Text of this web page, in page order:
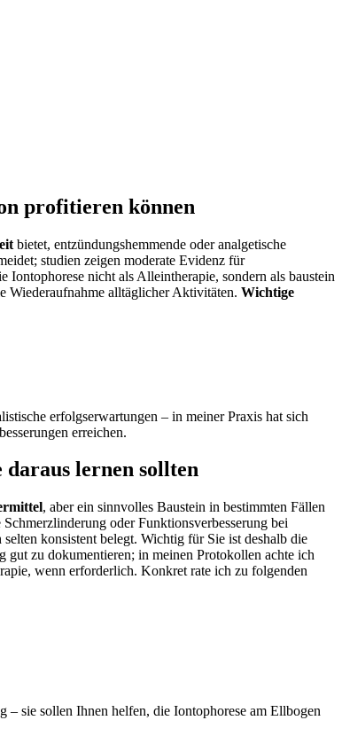
profitieren können
bietet, entzündungshemmende​ oder analgetische
⁤studien zeigen moderate ‍Evidenz für
nicht ⁤als​ Alleintherapie, sondern als ‌baustein
Wiederaufnahme alltäglicher Aktivitäten. Wichtige
erfolgserwartungen – in meiner ⁢Praxis ‌hat sich
erreichen.​
⁣daraus lernen sollten
, aber ein sinnvolles Baustein in bestimmten Fällen
oder⁣ Funktionsverbesserung bei
konsistent‍ belegt. Wichtig ⁣für Sie ist deshalb die
zu dokumentieren; ⁣in​ meinen​ Protokollen⁣ achte ich
⁢wenn erforderlich. Konkret rate ich‍ zu folgenden
– sie⁢ sollen Ihnen helfen, die Iontophorese am Ellbogen